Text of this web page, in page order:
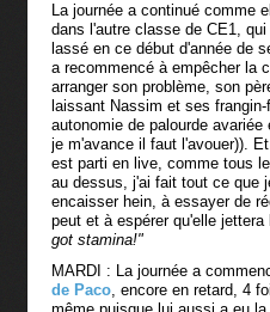
La journée a continué comme
dans l'autre classe de CE1,
lassé en ce début d'année de
a recommencé à empêcher la
arranger son problème, son
laissant Nassim et ses
autonomie de palourde
je m'avance il faut l'avouer)).
est parti en live, comme tous
au dessus, j'ai fait tout ce que
encaisser hein, à essayer de
peut et à espérer qu'elle
got stamina!"
MARDI : La journée a
de Paco, encore en retard, 4